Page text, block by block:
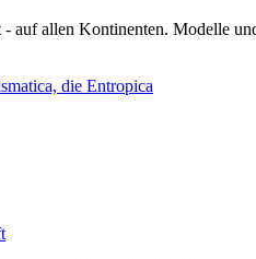
allen Kontinenten. Modelle
die Entropica